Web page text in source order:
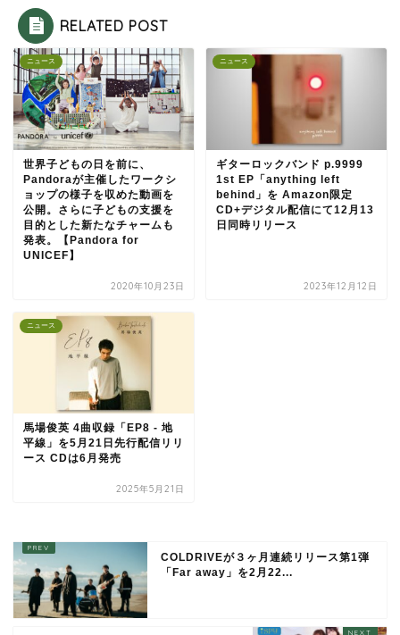
RELATED POST
ニュース
世界子どもの日を前に、
Pandoraが主催したワークシ
ョップの様子を収めた動画を
公開。さらに子どもの支援を
目的とした新たなチャームも
発表。【Pandora for
UNICEF】
2020年10月23日
ニュース
ギターロックバンド p.9999
1st EP「anything left
behind」を Amazon限定
CD+デジタル配信にて12月13
日同時リリース
2023年12月12日
ニュース
馬場俊英 4曲収録「EP8 - 地
平線」を5月21日先行配信リリ
ース CDは6月発売
2025年5月21日
COLDRIVEが３ヶ月連続リリース第1弾
「Far away」を2月22...